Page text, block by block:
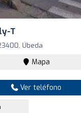
T
Úbeda
Mapa
Ver teléfono